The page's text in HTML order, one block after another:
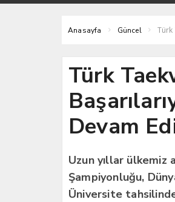
Anasayfa Güncel Türk
Türk
Devam
Uzun yıllar ülkemiz
Şampiyonluğu,
Üniversite